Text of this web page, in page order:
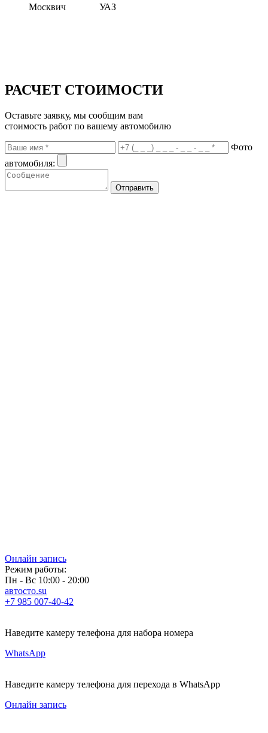
Москвич УАЗ
РАСЧЕТ СТОИМОСТИ
Оставьте заявку, мы сообщим вам
стоимость работ по вашему автомобилю
Фото
автомобиля:
Онлайн запись
Режим работы:
Пн - Вс 10:00 - 20:00
автосто.su
+7 985 007-40-42
Наведите камеру телефона для набора номера
WhatsApp
Наведите камеру телефона для перехода в WhatsApp
Онлайн запись